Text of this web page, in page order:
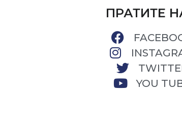
ПРАТИТЕ
YOU